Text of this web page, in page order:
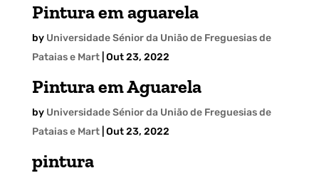
Pintura em aguarela
by Universidade Sénior da União de Freguesias de
Pataias e Mart| Out 23, 2022
Pintura em Aguarela
by Universidade Sénior da União de Freguesias de
Pataias e Mart| Out 23, 2022
pintura